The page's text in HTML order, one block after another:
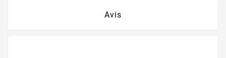
Avis